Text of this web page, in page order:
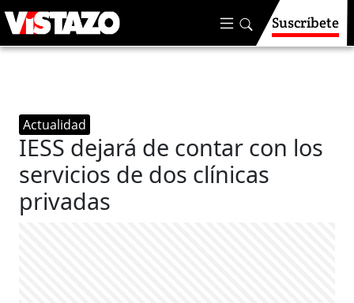
Suscríbete
Actualidad
IESS dejará de contar con los
servicios de dos clínicas
privadas